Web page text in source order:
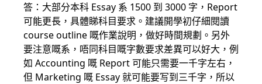
答：大部分本科 Essay 系 1500 到 3000 字，Report
可能更長，具體睇科目要求。建議開學初仔細閱讀
course outline 嘅作業說明，做好時間規劃。另外
要注意嘅系，唔同科目嘅字數要求差異可以好大，例
如 Accounting 嘅 Report 可能只需要一千字左右，
但 Marketing 嘅 Essay 就可能要写到三千字，所以